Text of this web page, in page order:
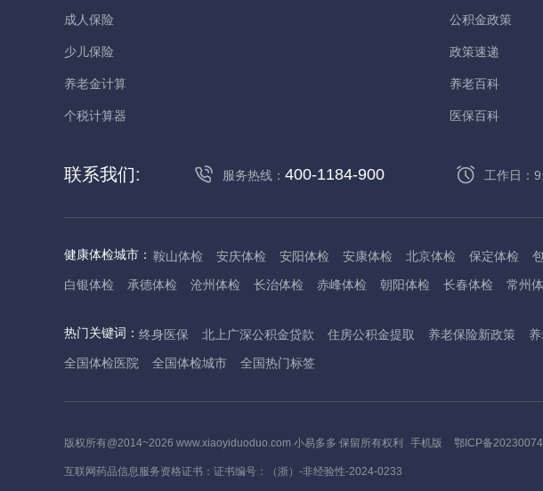
成人保险
少儿保险
养老金计算
个税计算器
公积金政策
政策速递
养老百科
医保百科
联系我们: 服务热线： 400-1184-900 工作日：
健康体检城市： 鞍山体检 安庆体检 安阳体检 安康体检 北京体检 保定体检
白银体检
承德体检 沧州体检 长治体检 赤峰体检 朝阳体检 长春体检 常州
抚州体检
佛山体检 防城港体检 赣州体检 广州体检 桂林体检 贵港体检 广
哈尔滨体检
淮安体检 杭州体检 湖州体检
河池体检
海口体检 汉中体检 晋城体检 晋中体检 锦州体检 吉林体检 齐齐
热门关键词： 终身医保 北上广深公积金贷款 住房公积金提取 养老保险新政策
全国体检医院
全国体检城市 全国热门标签
版权所有@2014~2026 www.xiaoyiduoduo.com 小易多多 保留所有权利 手机版 鄂ICP备
互联网药品信息服务资格证书：证书编号：（浙）-非经验性-2024-0233